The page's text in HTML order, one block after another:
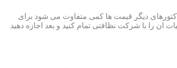
دیگر قیمت ها کمی متفاوت می شود برای
ان را با شرکت نظافتی تمام کنید و بعد اجازه دهید